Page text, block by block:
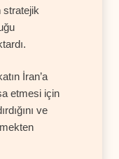
stratejik
İran’a
etmesi için
ve